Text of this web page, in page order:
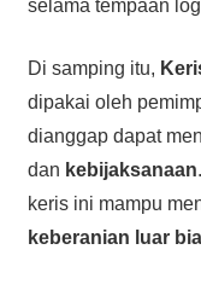
selama tempaan
Di samping itu,
dipakai oleh
dianggap dapat
dan kebijaksanaan
keris ini mampu
keberanian luar